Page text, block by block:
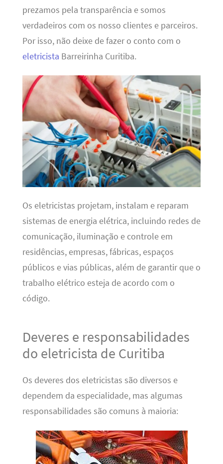
prezamos pela transparência e somos
verdadeiros com os nosso clientes e parceiros.
Por isso, não deixe de fazer o conto com o
eletricista Barreirinha Curitiba.
Os eletricistas projetam, instalam e reparam
sistemas de energia elétrica, incluindo redes de
comunicação, iluminação e controle em
residências, empresas, fábricas, espaços
públicos e vias públicas, além de garantir que o
trabalho elétrico esteja de acordo com o
código.
Deveres e responsabilidades
do eletricista de Curitiba
Os deveres dos eletricistas são diversos e
dependem da especialidade, mas algumas
responsabilidades são comuns à maioria: